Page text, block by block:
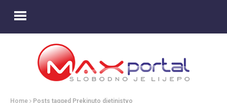
Home Posts tagged Prekinuto djetinjstvo